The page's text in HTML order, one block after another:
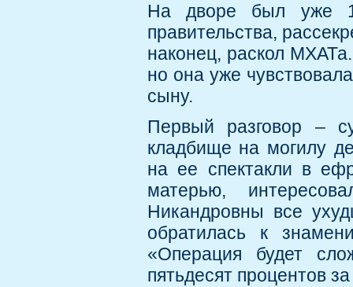
На дворе был уже
правительства,
наконец, раскол
но она уже
сыну.
Первый разговор –
кладбище на могилу
на ее спектакли в
матерью,
Никандровны все
обратилась к
«Операция будет
пятьдесят процентов